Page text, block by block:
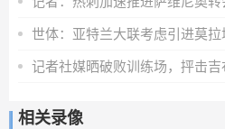
相关录像